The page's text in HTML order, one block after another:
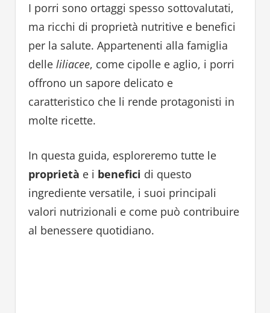
I porri sono ortaggi spesso sottovalutati,
ma ricchi di proprietà nutritive e benefici
per la salute. Appartenenti alla famiglia
delle liliacee, come cipolle e aglio, i porri
offrono un sapore delicato e
caratteristico che li rende protagonisti in
molte ricette.
In questa guida, esploreremo tutte le
proprietà e i benefici di questo
ingrediente versatile, i suoi principali
valori nutrizionali e come può contribuire
al benessere quotidiano.